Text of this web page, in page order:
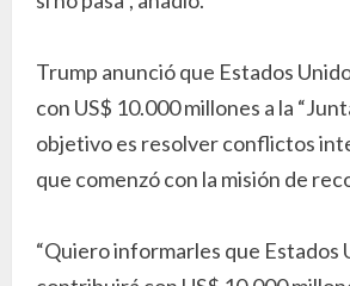
Trump anunció que Estados
con US$ 10.000 millones a la
objetivo es resolver conflictos
que comenzó con la misión de
“Quiero informarles que Estados